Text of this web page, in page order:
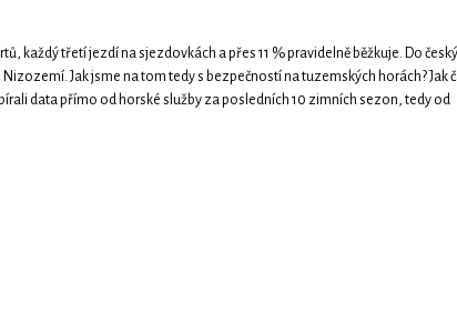
každý třetí jezdí na sjezdovkách a přes 11 % pravidelně běžkuje. Do
Jak jsme na tom tedy s bezpečností na tuzemských horách? Jak
data přímo od horské služby za posledních 10 zimních sezon, tedy od